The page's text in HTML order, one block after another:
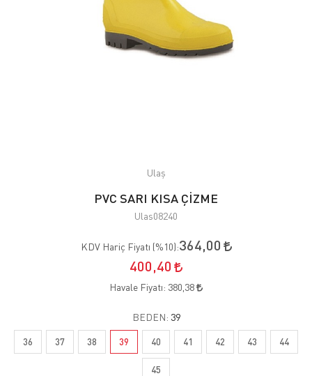
Ulaş
PVC SARI KISA ÇİZME
Ulas08240
KDV Hariç Fiyatı (%10):364,00
400,40
Havale Fiyatı: 380,38
BEDEN: 39
36 37 38 39 40 41 42 43 44
45